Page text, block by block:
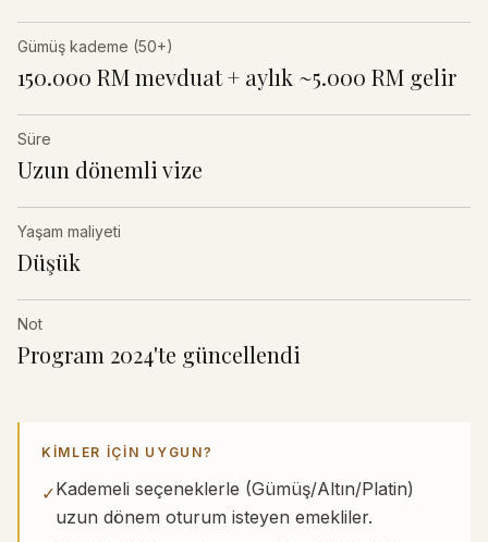
Gümüş kademe (50+)
150.000 RM mevduat + aylık ~5.000 RM gelir
Süre
Uzun dönemli vize
Yaşam maliyeti
Düşük
Not
Program 2024'te güncellendi
KIMLER IÇIN UYGUN?
✓Kademeli seçeneklerle (Gümüş/Altın/Platin)
uzun dönem oturum isteyen emekliler.